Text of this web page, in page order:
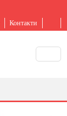
Контакти